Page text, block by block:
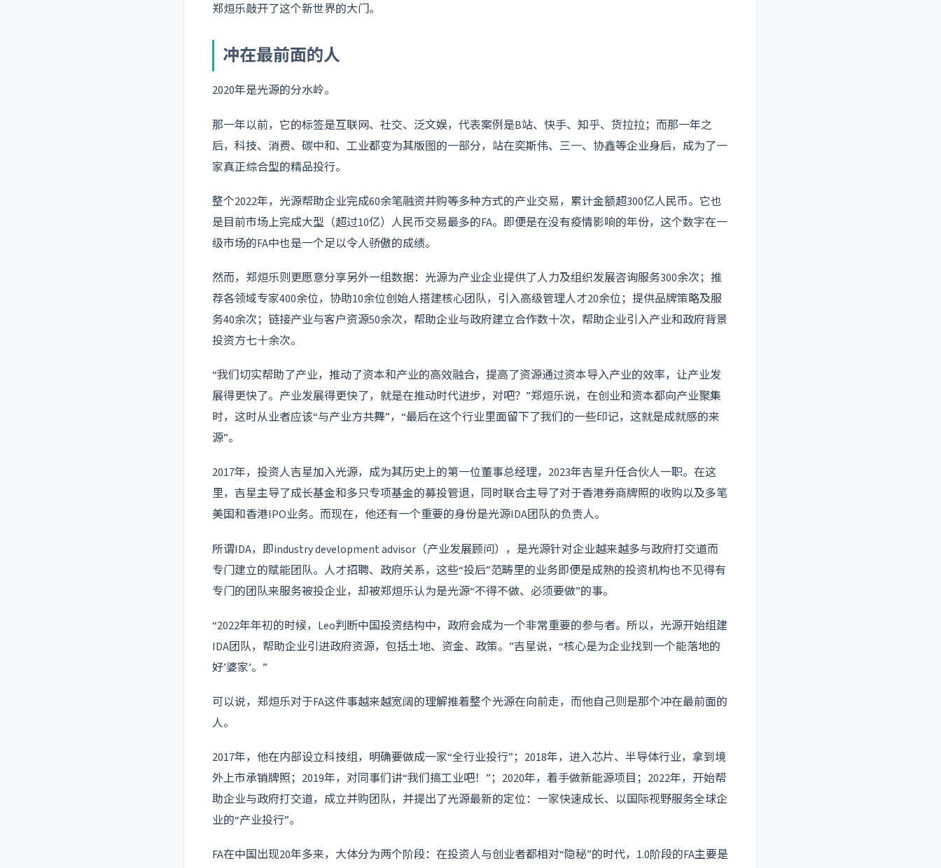
郑烜乐敲开了这个新世界的大门。
冲在最前面的人
2020年是光源的分水岭。
那一年以前，它的标签是互联网、社交、泛文娱，代表案例是B站、快手、知乎、货拉拉；而那一年之
后，科技、消费、碳中和、工业都变为其版图的一部分，站在奕斯伟、三一、协鑫等企业身后，成为了一
家真正综合型的精品投行。
整个2022年，光源帮助企业完成60余笔融资并购等多种方式的产业交易，累计金额超300亿人民币。它也
是目前市场上完成大型（超过10亿）人民币交易最多的FA。即便是在没有疫情影响的年份，这个数字在一
级市场的FA中也是一个足以令人骄傲的成绩。
然而，郑烜乐则更愿意分享另外一组数据：光源为产业企业提供了人力及组织发展咨询服务300余次；推
荐各领域专家400余位，协助10余位创始人搭建核心团队，引入高级管理人才20余位；提供品牌策略及服
务40余次；链接产业与客户资源50余次，帮助企业与政府建立合作数十次，帮助企业引入产业和政府背景
投资方七十余次。
“我们切实帮助了产业，推动了资本和产业的高效融合，提高了资源通过资本导入产业的效率，让产业发
展得更快了。产业发展得更快了，就是在推动时代进步，对吧？”郑烜乐说，在创业和资本都向产业聚集
时，这时从业者应该“与产业方共舞”，“最后在这个行业里面留下了我们的一些印记，这就是成就感的来
源”。
2017年，投资人吉星加入光源，成为其历史上的第一位董事总经理，2023年吉星升任合伙人一职。在这
里，吉星主导了成长基金和多只专项基金的募投管退，同时联合主导了对于香港券商牌照的收购以及多笔
美国和香港IPO业务。而现在，他还有一个重要的身份是光源IDA团队的负责人。
所谓IDA，即industry development advisor（产业发展顾问），是光源针对企业越来越多与政府打交道而
专门建立的赋能团队。人才招聘、政府关系，这些“投后”范畴里的业务即便是成熟的投资机构也不见得有
专门的团队来服务被投企业，却被郑烜乐认为是光源“不得不做、必须要做”的事。
“2022年年初的时候，Leo判断中国投资结构中，政府会成为一个非常重要的参与者。所以，光源开始组建
IDA团队，帮助企业引进政府资源，包括土地、资金、政策。”吉星说，“核心是为企业找到一个能落地的
好’婆家’。”
可以说，郑烜乐对于FA这件事越来越宽阔的理解推着整个光源在向前走，而他自己则是那个冲在最前面的
人。
2017年，他在内部设立科技组，明确要做成一家“全行业投行”；2018年，进入芯片、半导体行业，拿到境
外上市承销牌照；2019年，对同事们讲“我们搞工业吧！”；2020年，着手做新能源项目；2022年，开始帮
助企业与政府打交道，成立并购团队，并提出了光源最新的定位：一家快速成长、以国际视野服务全球企
业的“产业投行”。
FA在中国出现20年多来，大体分为两个阶段：在投资人与创业者都相对“隐秘”的时代，1.0阶段的FA主要是